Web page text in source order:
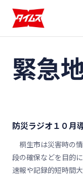
緊急
防災ラジオ１０
桐生市は災害時の
段の確保などを目的
速報や記録的短時間